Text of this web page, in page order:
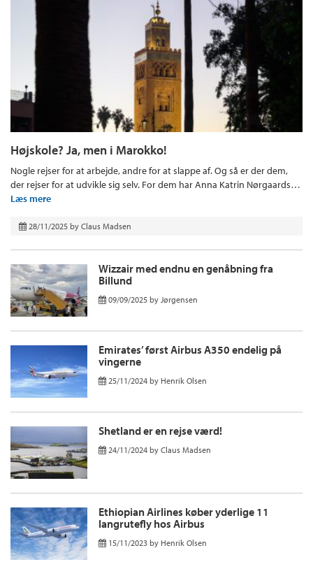
Højskole? Ja, men i Marokko!
Nogle rejser for at arbejde, andre for at slappe af. Og så er der dem,
der rejser for at udvikle sig selv. For dem har Anna Katrin Nørgaards…
Læs mere
28/11/2025 by Claus Madsen
Wizzair med endnu en genåbning fra
Billund
09/09/2025 by Jørgensen
Emirates’ først Airbus A350 endelig på
vingerne
25/11/2024 by Henrik Olsen
Shetland er en rejse værd!
24/11/2024 by Claus Madsen
Ethiopian Airlines køber yderlige 11
langrutefly hos Airbus
15/11/2023 by Henrik Olsen